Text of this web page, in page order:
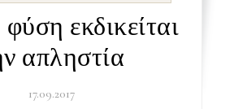
εκδικείται
απληστία
17.09.2017